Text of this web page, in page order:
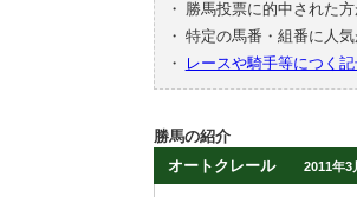
・
勝馬投票に的中された
・ 特定の馬番・組番に人気
・
レースや騎手等につく
勝馬の紹介
オートクレール
2011年3